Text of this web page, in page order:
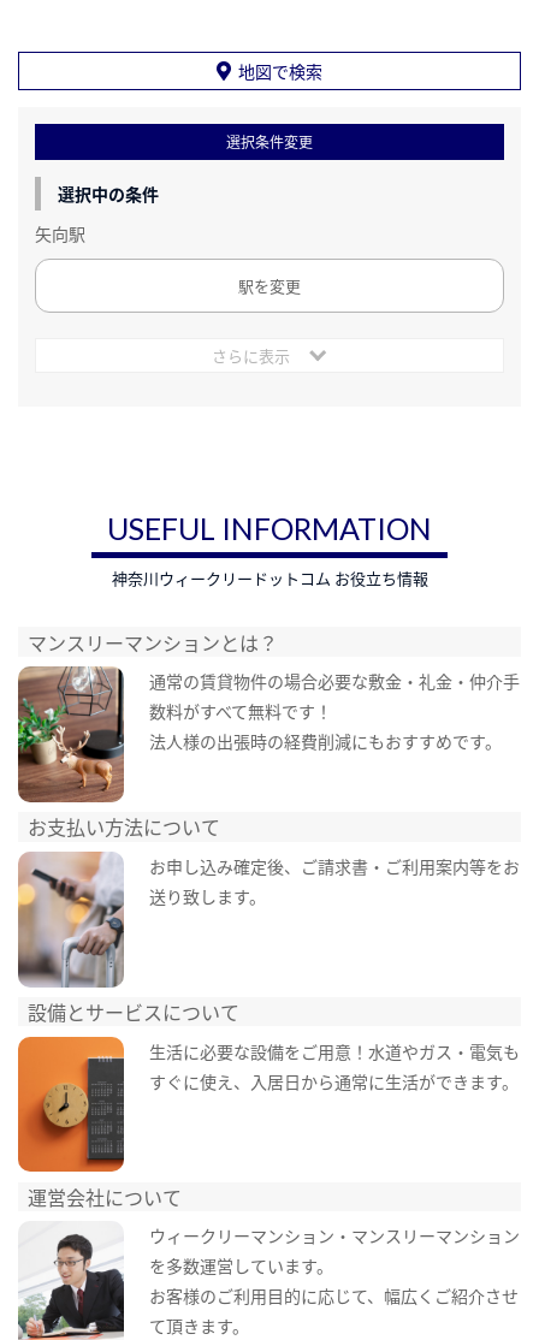
地図で検索
選択条件変更
選択中の条件
矢向駅
駅を変更
さらに表示
USEFUL INFORMATION
神奈川ウィークリードットコム お役立ち情報
マンスリーマンションとは？
通常の賃貸物件の場合必要な敷金・礼金・仲介手
数料がすべて無料です！
法人様の出張時の経費削減にもおすすめです。
お支払い方法について
お申し込み確定後、ご請求書・ご利用案内等をお
送り致します。
設備とサービスについて
生活に必要な設備をご用意！水道やガス・電気も
すぐに使え、入居日から通常に生活ができます。
運営会社について
ウィークリーマンション・マンスリーマンション
を多数運営しています。
お客様のご利用目的に応じて、幅広くご紹介させ
て頂きます。